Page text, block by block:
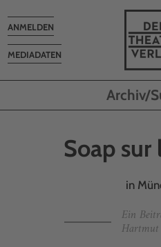
MEDIADATEN
Toggle
navigation
ANMELDEN
Archiv/
Soap
in
Ein